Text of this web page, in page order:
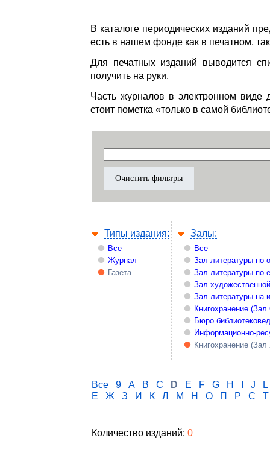
В каталоге периодических изданий
есть в нашем фонде как в печатном,
Для печатных изданий выводится
получить на руки.
Часть журналов в электронном виде
стоит пометка «только в самой
Типы издания:
Все
Журнал
Газета
Залы:
Все
Зал литературы по
Зал литературы по
Зал
Зал литературы на
Книгохранение
Бюро
Информационно-
Книгохранение
Все 9 A B C D E F G H J
L
Е
Ж З И К Л М Н О П Р С Т
Количество изданий: 0